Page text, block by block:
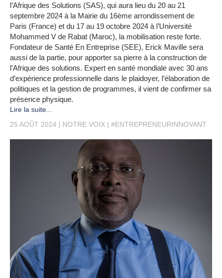
l’Afrique des Solutions (SAS), qui aura lieu du 20 au 21
septembre 2024 à la Mairie du 16ème arrondissement de
Paris (France) et du 17 au 19 octobre 2024 à l’Université
Mohammed V de Rabat (Maroc), la mobilisation reste forte.
Fondateur de Santé En Entreprise (SEE), Erick Maville sera
aussi de la partie, pour apporter sa pierre à la construction de
l’Afrique des solutions. Expert en santé mondiale avec 30 ans
d’expérience professionnelle dans le plaidoyer, l’élaboration de
politiques et la gestion de programmes, il vient de confirmer sa
présence physique.
Lire la suite...
25 AOÛT 2024
NOTRE VOIX #ENTREPRENEURINNOVANT